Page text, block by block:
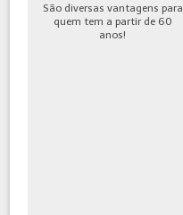
São diversas vantagens para
quem tem a partir de 60
anos!